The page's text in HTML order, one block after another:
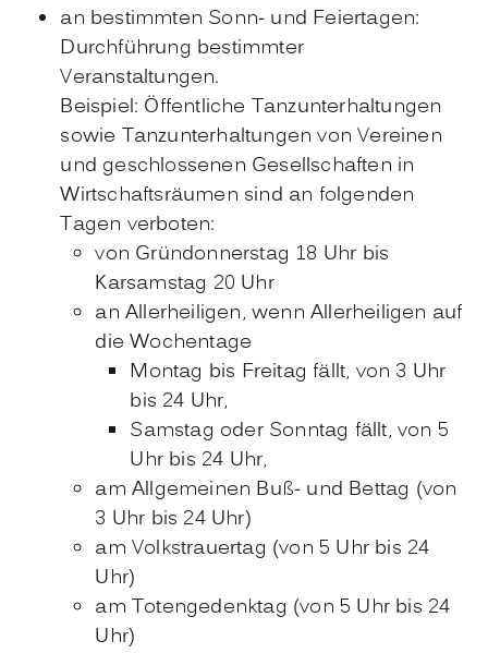
an bestimmten Sonn- und Feiertagen:
Durchführung bestimmter
Veranstaltungen.
Beispiel: Öffentliche Tanzunterhaltungen
sowie Tanzunterhaltungen von Vereinen
und geschlossenen Gesellschaften in
Wirtschaftsräumen sind an folgenden
Tagen verboten:
von Gründonnerstag 18 Uhr bis
Karsamstag 20 Uhr
an Allerheiligen, wenn Allerheiligen auf
die Wochentage
Montag bis Freitag fällt, von 3 Uhr
bis 24 Uhr,
Samstag oder Sonntag fällt, von 5
Uhr bis 24 Uhr,
am Allgemeinen Buß- und Bettag (von
3 Uhr bis 24 Uhr)
am Volkstrauertag (von 5 Uhr bis 24
Uhr)
am Totengedenktag (von 5 Uhr bis 24
Uhr)